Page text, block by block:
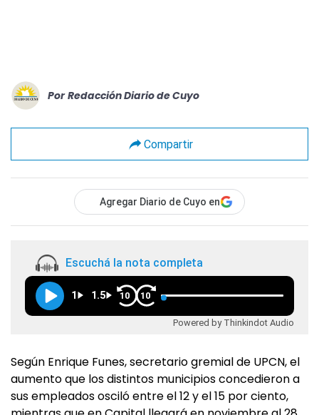
Por Redacción Diario de Cuyo
Compartir
Agregar Diario de Cuyo en
Escuchá la nota completa
1 1.5 10 10
Powered by Thinkindot Audio
Según Enrique Funes, secretario gremial de UPCN, el
aumento que los distintos municipios concedieron a
sus empleados osciló entre el 12 y el 15 por ciento,